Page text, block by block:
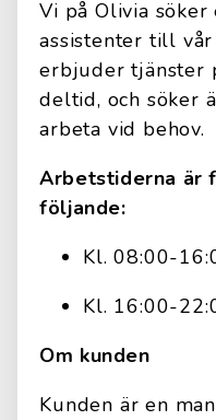
Vi på Olivia
assistenter till
erbjuder tjänster
deltid, och söker
arbeta vid behov.
Arbetstiderna är
följande:
Kl. 08:00-
Kl. 16:00-
Om kunden
Kunden är en